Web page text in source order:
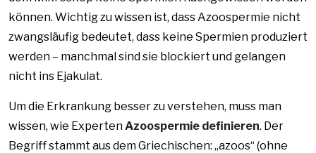
können. Wichtig zu wissen ist, dass Azoospermie nicht
zwangsläufig bedeutet, dass keine Spermien produziert
werden – manchmal sind sie blockiert und gelangen
nicht ins Ejakulat.
Um die Erkrankung besser zu verstehen, muss man
wissen, wie Experten Azoospermie definieren. Der
Begriff stammt aus dem Griechischen: „azoos“ (ohne